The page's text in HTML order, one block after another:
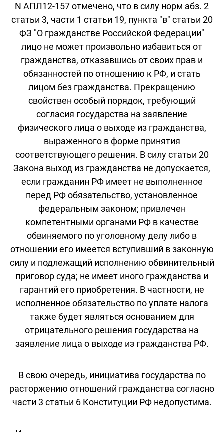
N АПЛ12-157 отмечено, что в силу норм абз. 2
статьи 3, части 1 статьи 19, пункта "в" статьи 20
ФЗ "О гражданстве Российской Федерации"
лицо не может произвольно избавиться от
гражданства, отказавшись от своих прав и
обязанностей по отношению к РФ, и стать
лицом без гражданства. Прекращению
свойствен особый порядок, требующий
согласия государства на заявление
физического лица о выходе из гражданства,
выраженного в форме принятия
соответствующего решения. В силу статьи 20
Закона выход из гражданства не допускается,
если гражданин РФ имеет не выполненное
перед РФ обязательство, установленное
федеральным законом; привлечен
компетентными органами РФ в качестве
обвиняемого по уголовному делу либо в
отношении его имеется вступивший в законную
силу и подлежащий исполнению обвинительный
приговор суда; не имеет иного гражданства и
гарантий его приобретения. В частности, не
исполненное обязательство по уплате налога
также будет являться основанием для
отрицательного решения государства на
заявление лица о выходе из гражданства РФ.
В свою очередь, инициатива государства по
расторжению отношений гражданства согласно
части 3 статьи 6 Конституции РФ недопустима.